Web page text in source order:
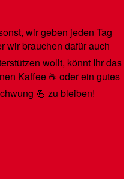
wir geben jeden Tag
wir brauchen dafür auch
wollt, könnt Ihr das
Kaffee ☕️ oder ein gutes
💪 zu bleiben!